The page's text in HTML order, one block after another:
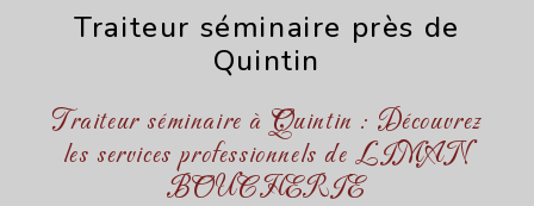
Traiteur séminaire près de
Quintin
Traiteur séminaire à Quintin : Découvrez
les services professionnels de LIMAN
BOUCHERIE